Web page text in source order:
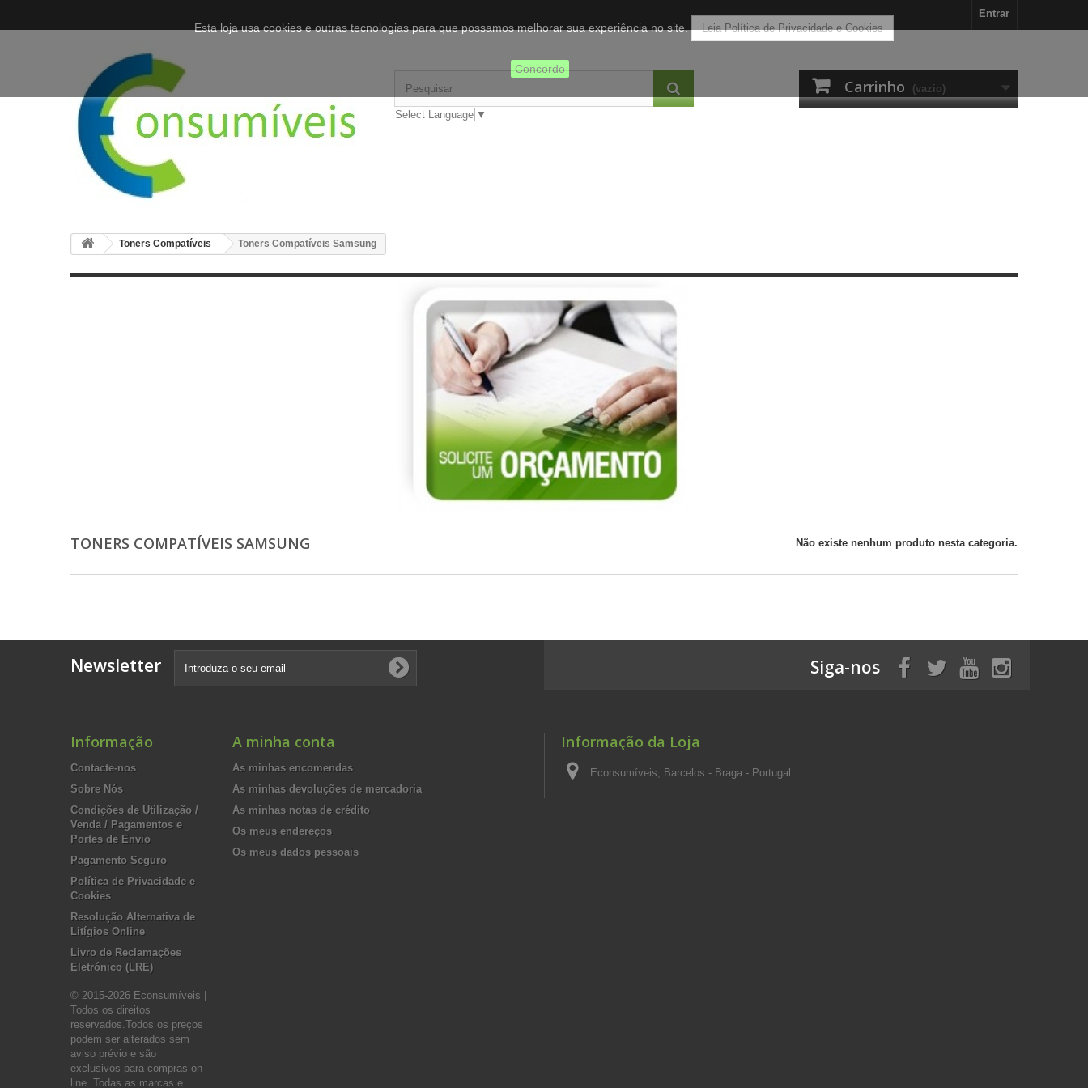
Entrar
Carrinho (vazio)
Select Language ▼
Toners Compatíveis Toners Compatíveis Samsung
TONERS COMPATÍVEIS SAMSUNG Não existe nenhum produto nesta categoria.
Newsletter Siga-nos
Informação
Contacte-nos
Sobre Nós
Condições de Utilização /
Venda / Pagamentos e
Portes de Envio
Pagamento Seguro
Política de Privacidade e
Cookies
Resolução Alternativa de
Litígios Online
Livro de Reclamações
Eletrónico (LRE)
© 2015-2026 Econsumíveis |
Todos os direitos
reservados.Todos os preços
podem ser alterados sem
aviso prévio e são
exclusivos para compras on-
line. Todas as marcas e
A minha conta
As minhas encomendas
As minhas devoluções de mercadoria
As minhas notas de crédito
Os meus endereços
Os meus dados pessoais
Informação da Loja
Econsumíveis, Barcelos - Braga - Portugal
Esta loja usa cookies e outras tecnologias para que possamos melhorar sua experiência no site. Leia Política de Privacidade e Cookies
Concordo